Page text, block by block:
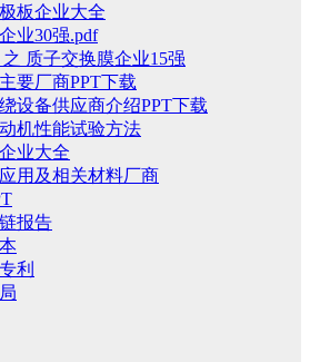
板企业大全
业30强.pdf
质子交换膜企业15强
要厂商PPT下载
设备供应商介绍PPT下载
机性能试验方法
业大全
用及相关材料厂商
报告
利